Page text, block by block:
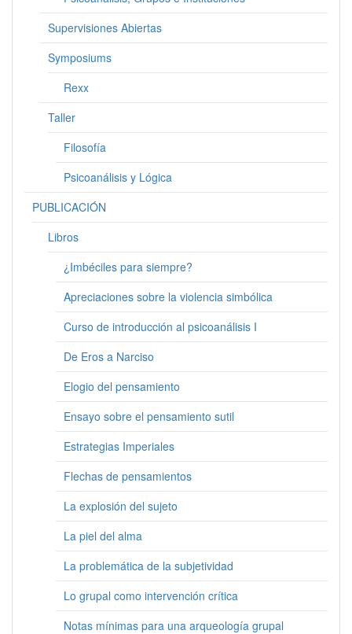
Supervisiones Abiertas
Symposiums
Rexx
Taller
Filosofía
Psicoanálisis y Lógica
PUBLICACIÓN
Libros
¿Imbéciles para siempre?
Apreciaciones sobre la violencia simbólica
Curso de introducción al psicoanálisis I
De Eros a Narciso
Elogio del pensamiento
Ensayo sobre el pensamiento sutil
Estrategias Imperiales
Flechas de pensamientos
La explosión del sujeto
La piel del alma
La problemática de la subjetividad
Lo grupal como intervención crítica
Notas mínimas para una arqueología grupal